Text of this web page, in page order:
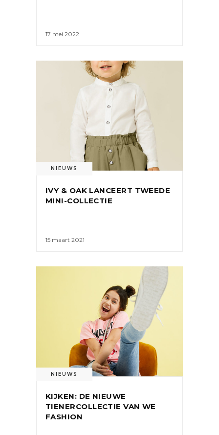
17 mei 2022
NIEUWS
IVY & OAK LANCEERT TWEEDE
MINI-COLLECTIE
15 maart 2021
NIEUWS
KIJKEN: DE NIEUWE
TIENERCOLLECTIE VAN WE
FASHION